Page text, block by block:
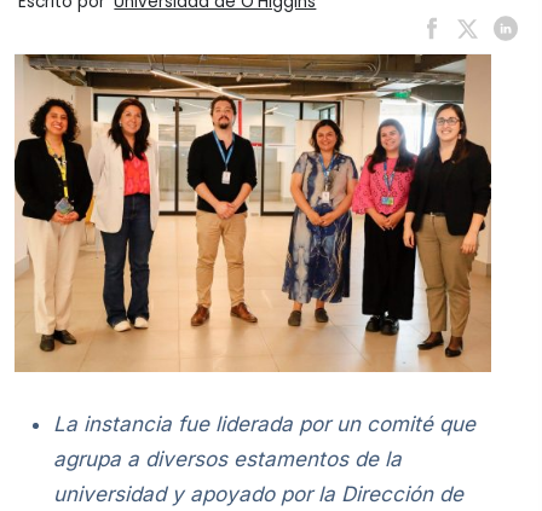
La instancia fue liderada por un comité que
agrupa a diversos estamentos de la
universidad y apoyado por la Dirección de